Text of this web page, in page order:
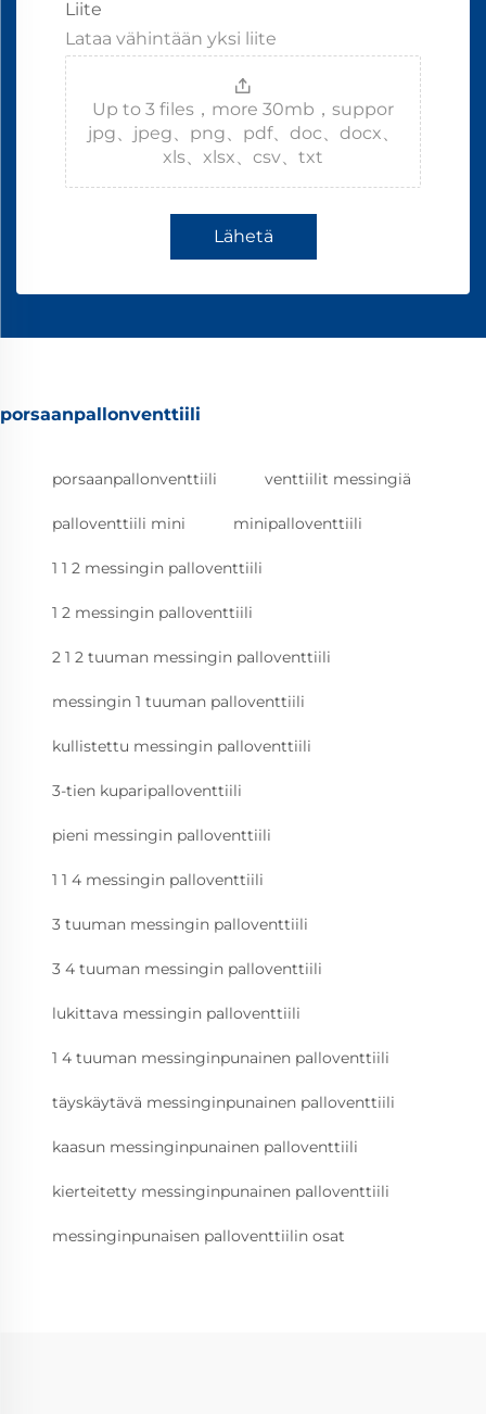
Liite
Lataa vähintään yksi liite
Up to 3 files，more 30mb，suppor
jpg、jpeg、png、pdf、doc、docx、
xls、xlsx、csv、txt
Lähetä
porsaanpallonventtiili
porsaanpallonventtiili venttiilit messingiä
palloventtiili mini minipalloventtiili
1 1 2 messingin palloventtiili
1 2 messingin palloventtiili
2 1 2 tuuman messingin palloventtiili
messingin 1 tuuman palloventtiili
kullistettu messingin palloventtiili
3-tien kuparipalloventtiili
pieni messingin palloventtiili
1 1 4 messingin palloventtiili
3 tuuman messingin palloventtiili
3 4 tuuman messingin palloventtiili
lukittava messingin palloventtiili
1 4 tuuman messinginpunainen palloventtiili
täyskäytävä messinginpunainen palloventtiili
kaasun messinginpunainen palloventtiili
kierteitetty messinginpunainen palloventtiili
messinginpunaisen palloventtiilin osat